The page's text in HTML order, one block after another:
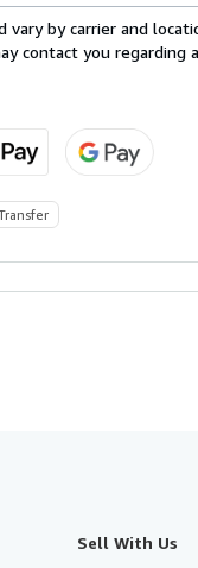
by carrier and
contact you
Sell With Us